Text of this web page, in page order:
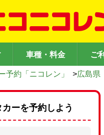
車種・料金 ご
予約「ニコレン」 >広島県
カーを予約しよう